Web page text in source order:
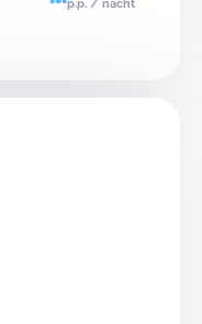
troeven,
aan (bv mee de
p.p. / nacht